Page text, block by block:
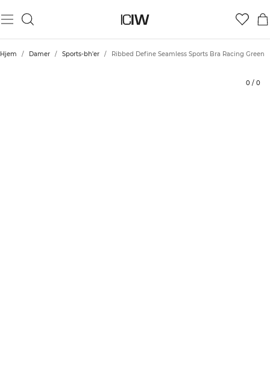
Hjem / Damer / Sports-bh'er / Ribbed Define Seamless Sports Bra Racing Green
0 / 0